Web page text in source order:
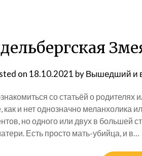
on 18.10.2021 byВышедший и
со статьёй о
как и нет однозначно меланхолика
но одного или двух в большей
Есть просто мать-убийца, и в…